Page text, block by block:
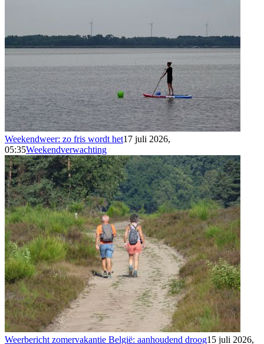
Weekendweer: zo fris wordt het17 juli 2026,
05:35Weekendverwachting
Weerbericht zomervakantie België: aanhoudend droog15 juli 2026,